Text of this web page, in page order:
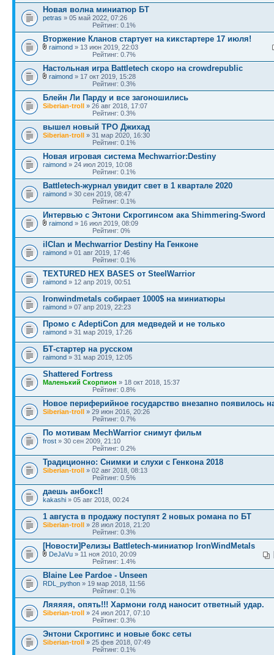
Новая волна миниатюр БТ
petras » 05 май 2022, 07:26
Рейтинг: 0.1%
Вторжение Кланов стартует на кикстартере 17 июля!
raimond » 13 июн 2019, 22:03
Рейтинг: 0.7%
Настольная игра Battletech скоро на crowdrepublic
raimond » 17 окт 2019, 15:28
Рейтинг: 0.3%
Блейн Ли Парду и все загоношились
Siberian-troll » 26 авг 2018, 17:07
Рейтинг: 0.3%
вышел новый ТРО Джихад
Siberian-troll » 31 мар 2020, 16:30
Рейтинг: 0.1%
Новая игровая система Mechwarrior:Destiny
raimond » 24 июл 2019, 10:08
Рейтинг: 0.1%
Battletech-журнал увидит свет в 1 квартале 2020
raimond » 30 сен 2019, 08:47
Рейтинг: 0.1%
Интервью с Энтони Скроггинсом ака Shimmering-Sword
raimond » 16 июл 2019, 08:09
Рейтинг: 0%
ilClan и Mechwarrior Destiny На Генконе
raimond » 01 авг 2019, 17:46
Рейтинг: 0.1%
TEXTURED HEX BASES от SteelWarrior
raimond » 12 апр 2019, 00:51
Ironwindmetals собирает 1000$ на миниатюры
raimond » 07 апр 2019, 22:23
Промо с AdeptiCon для медведей и не только
raimond » 31 мар 2019, 17:26
БТ-стартер на русском
raimond » 31 мар 2019, 12:05
Shattered Fortress
Маленький Скорпион » 18 окт 2018, 15:37
Рейтинг: 0.8%
Новое периферийное государство внезапно появилось
Siberian-troll » 29 июн 2016, 20:26
Рейтинг: 0.7%
По мотивам MechWarrior снимут фильм
frost » 30 сен 2009, 21:10
Рейтинг: 0.2%
Традиционно: Снимки и слухи с Генкона 2018
Siberian-troll » 02 авг 2018, 08:13
Рейтинг: 0.5%
даешь анбокс!!
kakashi » 05 авг 2018, 00:24
1 августа в продажу поступят 2 новых романа по БТ
Siberian-troll » 28 июл 2018, 21:20
Рейтинг: 0.3%
[Новости]Релизы Battletech-миниатюр IronWindMetals
DeJaVu » 11 ноя 2010, 20:09
Рейтинг: 1.4%
Blaine Lee Pardoe - Unseen
RDL_python » 19 мар 2018, 11:56
Рейтинг: 0.1%
Ляяяяя, опять!!! Хармони голд наносит ответный удар.
Siberian-troll » 24 июл 2017, 07:10
Рейтинг: 0.3%
Энтони Скроггинс и новые бокс сеты
Siberian-troll » 25 фев 2018, 07:49
Рейтинг: 0.1%